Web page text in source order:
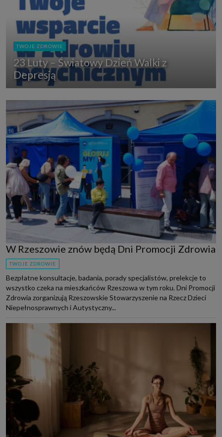
TWOJE ZDROWIE
23 Luty – Światowy Dzień Walki z
Depresją
W Rzeszowie znów będą Dni Promocji Zdrowia
TWOJE ZDROWIE
Bezpłatne konsultacje, badania, porady specjalistów, prelekcje to
wszystko czeka na mieszkańców Rzeszowa w tym roku. Dni Promocji
Zdrowia zorganizują Rzeszowskie Stowarzyszenie na Rzecz Dzieci
Niepełnosprawnych i Autystyczny...